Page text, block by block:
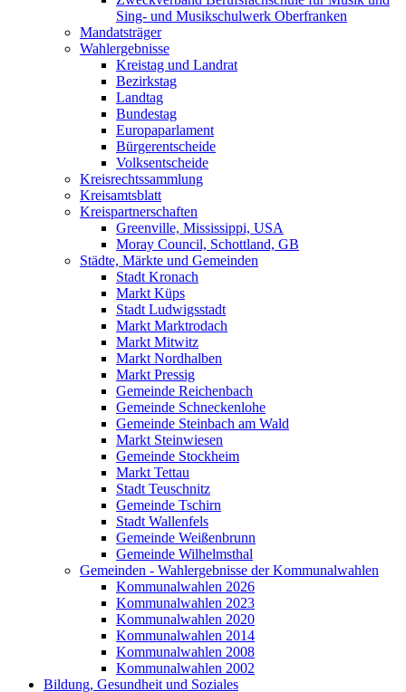
Sing- und Musikschulwerk Oberfranken
Mandatsträger
Wahlergebnisse
Kreistag und Landrat
Bezirkstag
Landtag
Bundestag
Europaparlament
Bürgerentscheide
Volksentscheide
Kreisrechtssammlung
Kreisamtsblatt
Kreispartnerschaften
Greenville, Mississippi, USA
Moray Council, Schottland, GB
Städte, Märkte und Gemeinden
Stadt Kronach
Markt Küps
Stadt Ludwigsstadt
Markt Marktrodach
Markt Mitwitz
Markt Nordhalben
Markt Pressig
Gemeinde Reichenbach
Gemeinde Schneckenlohe
Gemeinde Steinbach am Wald
Markt Steinwiesen
Gemeinde Stockheim
Markt Tettau
Stadt Teuschnitz
Gemeinde Tschirn
Stadt Wallenfels
Gemeinde Weißenbrunn
Gemeinde Wilhelmsthal
Gemeinden - Wahlergebnisse der Kommunalwahlen
Kommunalwahlen 2026
Kommunalwahlen 2023
Kommunalwahlen 2020
Kommunalwahlen 2014
Kommunalwahlen 2008
Kommunalwahlen 2002
Bildung, Gesundheit und Soziales